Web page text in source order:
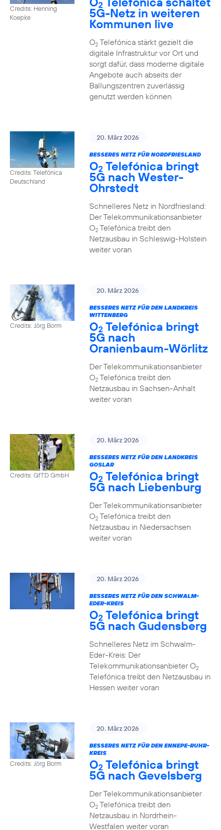
Credits: Henning
Koepke
2
5G-Netz in weiteren
Kommunen live
O2Telefónica stärkt gezielt die
digitale Infrastruktur vor Ort und
sorgt dafür, dass moderne digitale
Angebote auch abseits der
Ballungszentren zuverlässig
genutzt werden können
Credits: Telefónica
Deutschland
20. März 2026
BESSERES NETZ FÜR NORDFRIESLAND
O2 Telefónica bringt
5G nach Wester-
Ohrstedt
Schnelleres Netz in Nordfriesland:
Der Telekommunikationsanbieter
O2Telefónica treibt den
Netzausbau in Schleswig-Holstein
weiter voran
Credits: Jörg Borm
20. März 2026
BESSERES NETZ FÜR DEN LANDKREIS
WITTENBERG
O2 Telefónica bringt
5G nach
Oranienbaum-Wörlitz
Der Telekommunikationsanbieter
O2Telefónica treibt den
Netzausbau in Sachsen-Anhalt
weiter voran
Credits: GfTD GmbH
20. März 2026
BESSERES NETZ FÜR DEN LANDKREIS
GOSLAR
O2 Telefónica bringt
5G nach Liebenburg
Der Telekommunikationsanbieter
O2Telefónica treibt den
Netzausbau in Niedersachsen
weiter voran
20. März 2026
BESSERES NETZ FÜR DEN SCHWALM-
EDER-KREIS
O2 Telefónica bringt
5G nach Gudensberg
Schnelleres Netz im Schwalm-
Eder-Kreis: Der
Telekommunikationsanbieter O2
Telefónica treibt den Netzausbau in
Hessen weiter voran
Credits: Jörg Borm
20. März 2026
BESSERES NETZ FÜR DEN ENNEPE-RUHR-
KREIS
O2 Telefónica bringt
5G nach Gevelsberg
Der Telekommunikationsanbieter
O2Telefónica treibt den
Netzausbau in Nordrhein-
Westfalen weiter voran